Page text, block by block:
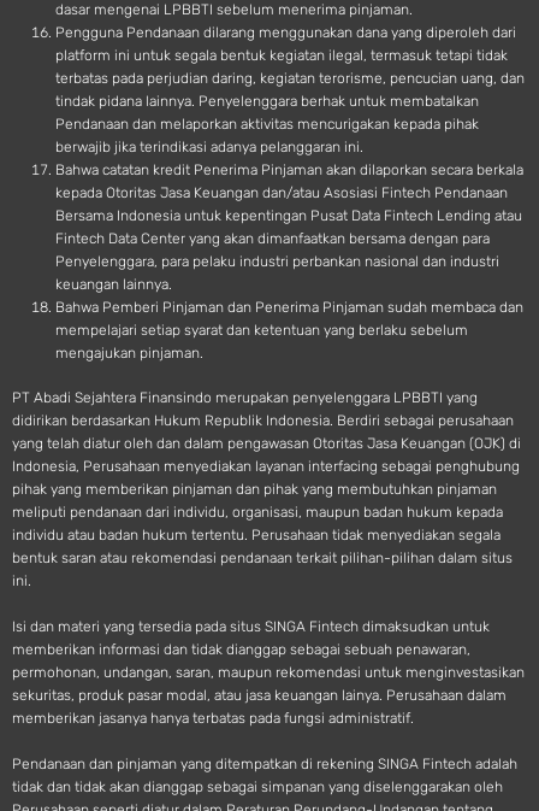
dasar mengenai LPBBTI sebelum menerima pinjaman.
Pengguna Pendanaan dilarang menggunakan dana yang diperoleh dari
platform ini untuk segala bentuk kegiatan ilegal, termasuk tetapi tidak
terbatas pada perjudian daring, kegiatan terorisme, pencucian uang, dan
tindak pidana lainnya. Penyelenggara berhak untuk membatalkan
Pendanaan dan melaporkan aktivitas mencurigakan kepada pihak
berwajib jika terindikasi adanya pelanggaran ini.
Bahwa catatan kredit Penerima Pinjaman akan dilaporkan secara berkala
kepada Otoritas Jasa Keuangan dan/atau Asosiasi Fintech Pendanaan
Bersama Indonesia untuk kepentingan Pusat Data Fintech Lending atau
Fintech Data Center yang akan dimanfaatkan bersama dengan para
Penyelenggara, para pelaku industri perbankan nasional dan industri
keuangan lainnya.
Bahwa Pemberi Pinjaman dan Penerima Pinjaman sudah membaca dan
mempelajari setiap syarat dan ketentuan yang berlaku sebelum
mengajukan pinjaman.
PT Abadi Sejahtera Finansindo merupakan penyelenggara LPBBTI yang
didirikan berdasarkan Hukum Republik Indonesia. Berdiri sebagai perusahaan
yang telah diatur oleh dan dalam pengawasan Otoritas Jasa Keuangan (OJK) di
Indonesia, Perusahaan menyediakan layanan interfacing sebagai penghubung
pihak yang memberikan pinjaman dan pihak yang membutuhkan pinjaman
meliputi pendanaan dari individu, organisasi, maupun badan hukum kepada
individu atau badan hukum tertentu. Perusahaan tidak menyediakan segala
bentuk saran atau rekomendasi pendanaan terkait pilihan-pilihan dalam situs
ini.
Isi dan materi yang tersedia pada situs SINGA Fintech dimaksudkan untuk
memberikan informasi dan tidak dianggap sebagai sebuah penawaran,
permohonan, undangan, saran, maupun rekomendasi untuk menginvestasikan
sekuritas, produk pasar modal, atau jasa keuangan lainya. Perusahaan dalam
memberikan jasanya hanya terbatas pada fungsi administratif.
Pendanaan dan pinjaman yang ditempatkan di rekening SINGA Fintech adalah
tidak dan tidak akan dianggap sebagai simpanan yang diselenggarakan oleh